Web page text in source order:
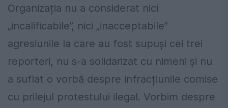
Organizația nu a considerat nici
„incalificabile”, nici „inacceptabile”
agresiunile la care au fost supuși cei trei
reporteri, nu s-a solidarizat cu nimeni și nu
a suflat o vorbă despre infracțiunile comise
cu prilejul protestului ilegal. Vorbim despre